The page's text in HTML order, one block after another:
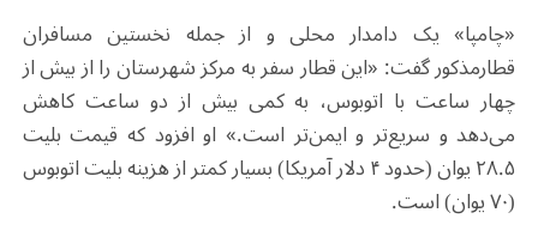
«چامپا» یک دامدار محلی و از جمله نخستین مسافران
قطارمذکور گفت: «این قطار سفر به مرکز شهرستان را از بیش از
چهار ساعت با اتوبوس، به کمی بیش از دو ساعت کاهش
می‌دهد و سریع‌تر و ایمن‌تر است.» او افزود که قیمت بلیت
۲۸.۵ یوان (حدود ۴ دلار آمریکا) بسیار کمتر از هزینه بلیت اتوبوس
(۷۰ یوان) است.